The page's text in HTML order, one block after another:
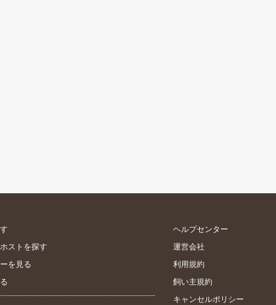
ストを探す
を見る
ヘルプセンター
運営会社
利用規約
飼い主規約
キャンセルポリシー